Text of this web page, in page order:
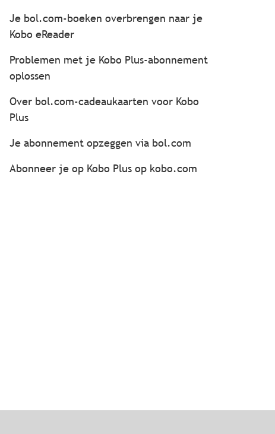
Je bol.com-boeken overbrengen naar je
Kobo eReader
Problemen met je Kobo Plus-abonnement
oplossen
Over bol.com-cadeaukaarten voor Kobo
Plus
Je abonnement opzeggen via bol.com
Abonneer je op Kobo Plus op kobo.com